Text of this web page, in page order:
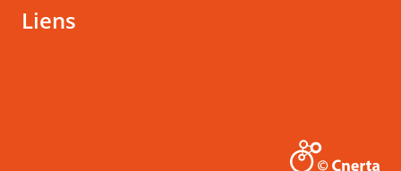
Liens